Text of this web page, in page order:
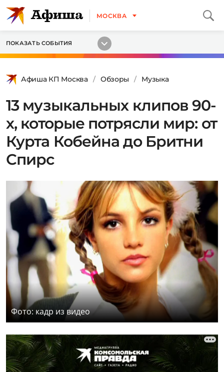
МОСКВА
ПОКАЗАТЬ СОБЫТИЯ
Афиша КП Москва Обзоры Музыка
13 музыкальных клипов 90-
х, которые потрясли мир: от
Курта Кобейна до Бритни
Спирс
Фото: кадр из видео